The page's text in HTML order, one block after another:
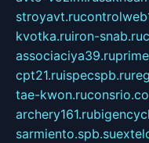
stroyavt.ru
kvotka.ruiron-snab.ru
associaciya39.ru
cpt21.ruispecspb.ru
tae-kwon.ru
archery161.ru
sarmiento.spb.su